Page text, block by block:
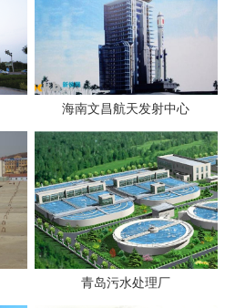
海南文昌航天发射中心
青岛污水处理厂